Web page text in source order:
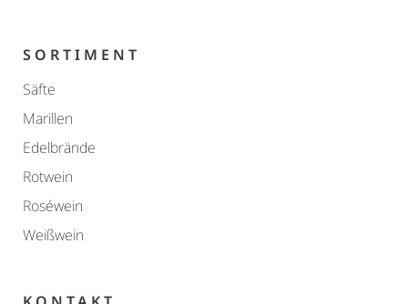
SORTIMENT
Säfte
Marillen
Edelbrände
Rotwein
Roséwein
Weißwein